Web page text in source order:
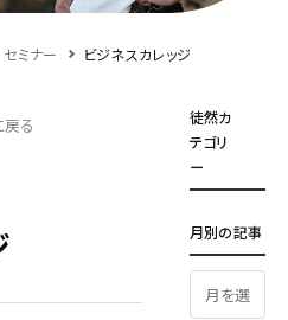
セミナー ビジネスカレッジ
戻る
徒然カ
テゴリ
ー
月別の記事